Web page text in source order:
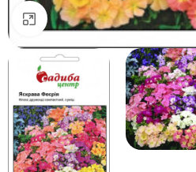
Натисніть, щоб збільшити